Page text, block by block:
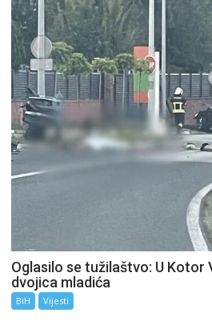
Oglasilo se tužilaštvo: U Kotor
dvojica mladića
BiH Vijesti